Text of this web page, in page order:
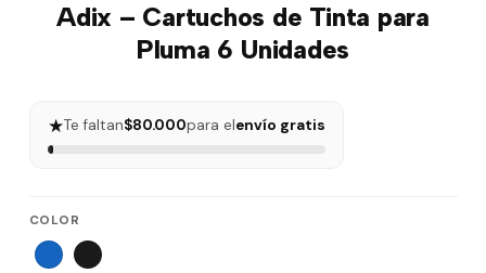
Adix – Cartuchos de Tinta para
Pluma 6 Unidades
★Te faltan$80.000para elenvío gratis
COLOR